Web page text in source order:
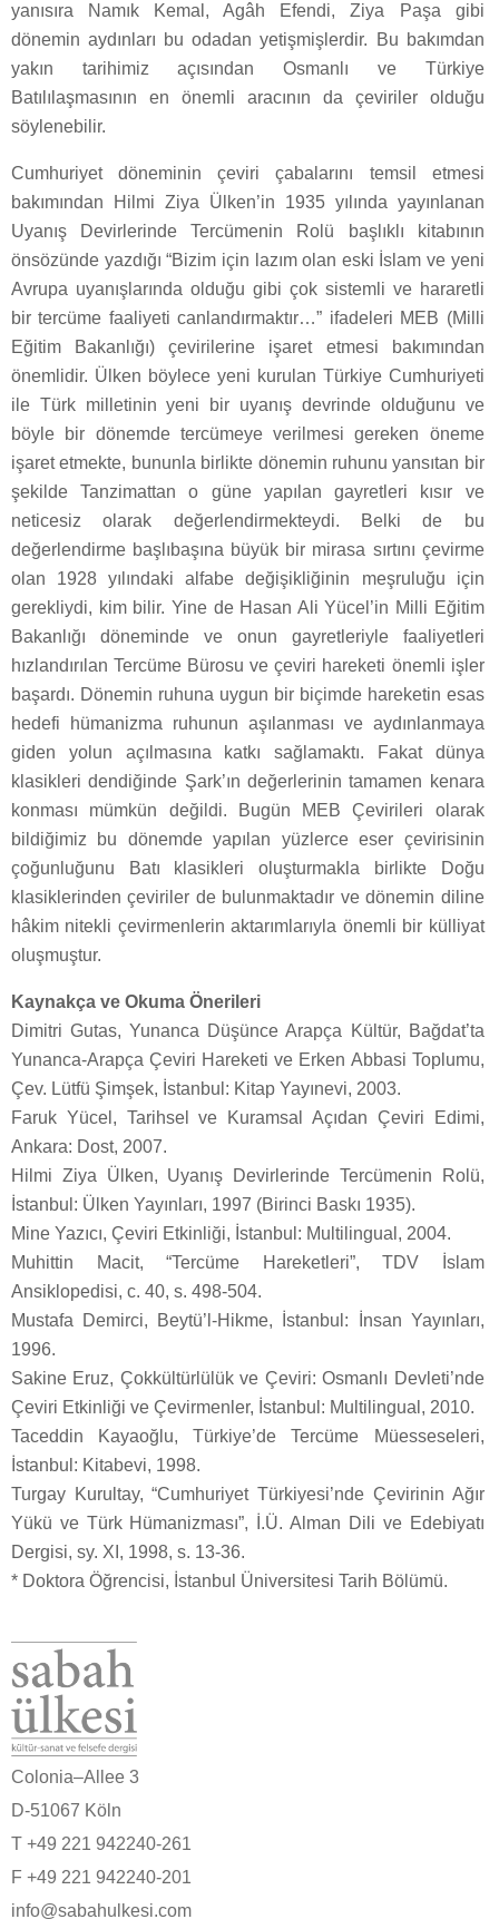
yanısıra Namık Kemal, Agâh Efendi, Ziya Paşa gibi
dönemin aydınları bu odadan yetişmişlerdir. Bu bakımdan
yakın tarihimiz açısından Osmanlı ve Türkiye
Batılılaşmasının en önemli aracının da çeviriler olduğu
söylenebilir.
Cumhuriyet döneminin çeviri çabalarını temsil etmesi
bakımından Hilmi Ziya Ülken’in 1935 yılında yayınlanan
Uyanış Devirlerinde Tercümenin Rolü başlıklı kitabının
önsözünde yazdığı “Bizim için lazım olan eski İslam ve yeni
Avrupa uyanışlarında olduğu gibi çok sistemli ve hararetli
bir tercüme faaliyeti canlandırmaktır…” ifadeleri MEB (Milli
Eğitim Bakanlığı) çevirilerine işaret etmesi bakımından
önemlidir. Ülken böylece yeni kurulan Türkiye Cumhuriyeti
ile Türk milletinin yeni bir uyanış devrinde olduğunu ve
böyle bir dönemde tercümeye verilmesi gereken öneme
işaret etmekte, bununla birlikte dönemin ruhunu yansıtan bir
şekilde Tanzimattan o güne yapılan gayretleri kısır ve
neticesiz olarak değerlendirmekteydi. Belki de bu
değerlendirme başlıbaşına büyük bir mirasa sırtını çevirme
olan 1928 yılındaki alfabe değişikliğinin meşruluğu için
gerekliydi, kim bilir. Yine de Hasan Ali Yücel’in Milli Eğitim
Bakanlığı döneminde ve onun gayretleriyle faaliyetleri
hızlandırılan Tercüme Bürosu ve çeviri hareketi önemli işler
başardı. Dönemin ruhuna uygun bir biçimde hareketin esas
hedefi hümanizma ruhunun aşılanması ve aydınlanmaya
giden yolun açılmasına katkı sağlamaktı. Fakat dünya
klasikleri dendiğinde Şark’ın değerlerinin tamamen kenara
konması mümkün değildi. Bugün MEB Çevirileri olarak
bildiğimiz bu dönemde yapılan yüzlerce eser çevirisinin
çoğunluğunu Batı klasikleri oluşturmakla birlikte Doğu
klasiklerinden çeviriler de bulunmaktadır ve dönemin diline
hâkim nitekli çevirmenlerin aktarımlarıyla önemli bir külliyat
oluşmuştur.
Kaynakça ve Okuma Önerileri
Dimitri Gutas, Yunanca Düşünce Arapça Kültür, Bağdat’ta
Yunanca-Arapça Çeviri Hareketi ve Erken Abbasi Toplumu,
Çev. Lütfü Şimşek, İstanbul: Kitap Yayınevi, 2003.
Faruk Yücel, Tarihsel ve Kuramsal Açıdan Çeviri Edimi,
Ankara: Dost, 2007.
Hilmi Ziya Ülken, Uyanış Devirlerinde Tercümenin Rolü,
İstanbul: Ülken Yayınları, 1997 (Birinci Baskı 1935).
Mine Yazıcı, Çeviri Etkinliği, İstanbul: Multilingual, 2004.
Muhittin Macit, “Tercüme Hareketleri”, TDV İslam
Ansiklopedisi, c. 40, s. 498-504.
Mustafa Demirci, Beytü’l-Hikme, İstanbul: İnsan Yayınları,
1996.
Sakine Eruz, Çokkültürlülük ve Çeviri: Osmanlı Devleti’nde
Çeviri Etkinliği ve Çevirmenler, İstanbul: Multilingual, 2010.
Taceddin Kayaoğlu, Türkiye’de Tercüme Müesseseleri,
İstanbul: Kitabevi, 1998.
Turgay Kurultay, “Cumhuriyet Türkiyesi’nde Çevirinin Ağır
Yükü ve Türk Hümanizması”, İ.Ü. Alman Dili ve Edebiyatı
Dergisi, sy. XI, 1998, s. 13-36.
* Doktora Öğrencisi, İstanbul Üniversitesi Tarih Bölümü.
Colonia–Allee 3
D-51067 Köln
T +49 221 942240-261
F +49 221 942240-201
info@sabahulkesi.com